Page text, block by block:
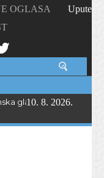
OGLASA
Upute
glazba… Peta „Serata
10. 8. 2026.